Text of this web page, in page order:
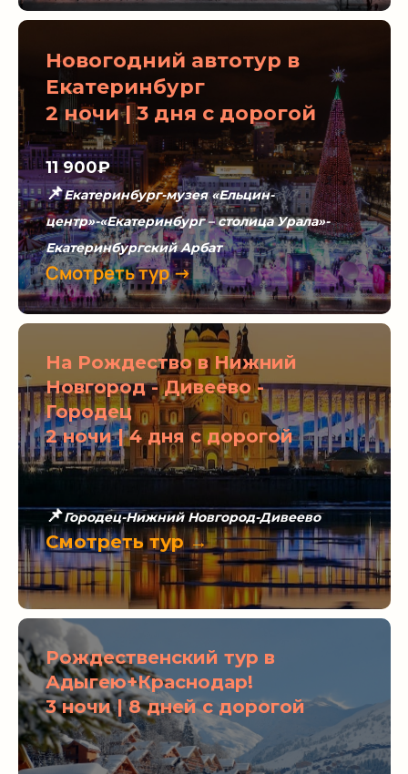
Новогодний автотур в
Екатеринбург
2 ночи | 3 дня с дорогой
11 900₽
📌Екатеринбург-музея «Ельцин-
центр»-«Екатеринбург – столица Урала»-
Екатеринбургский Арбат
Смотреть тур →
На Рождество в Нижний
Новгород - Дивеево -
Городец
2 ночи | 4 дня с дорогой
📌Городец-Нижний Новгород-Дивеево
Смотреть тур →
Рождественский тур в
Адыгею+Краснодар!
3 ночи | 8 дней с дорогой